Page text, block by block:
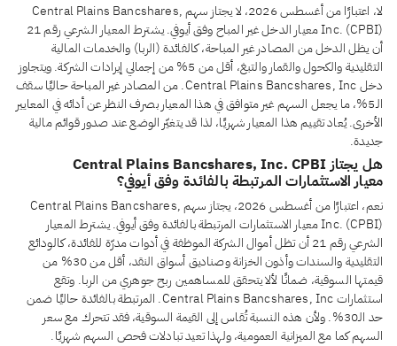
لا، اعتبارًا من أغسطس 2026، لا يجتاز سهم Central Plains Bancshares,
Inc. (CPBI) معيار الدخل غير المباح وفق أيوفي. يشترط المعيار الشرعي رقم 21
أن يظل الدخل من المصادر غير المباحة، كالفائدة (الربا) والخدمات المالية
التقليدية والكحول والقمار والتبغ، أقل من 5% من إجمالي إيرادات الشركة. ويتجاوز
دخل Central Plains Bancshares, Inc. من المصادر غير المباحة حاليًا سقف
الـ5%، ما يجعل السهم غير متوافق في هذا المعيار بصرف النظر عن أدائه في المعايير
الأخرى. يُعاد تقييم هذا المعيار شهريًا، لذا قد يتغيّر الوضع عند صدور قوائم مالية
جديدة.
هل يجتاز Central Plains Bancshares, Inc. CPBI
معيار الاستثمارات المرتبطة بالفائدة وفق أيوفي؟
نعم، اعتبارًا من أغسطس 2026، يجتاز سهم Central Plains Bancshares,
Inc. (CPBI) معيار الاستثمارات المرتبطة بالفائدة وفق أيوفي. يشترط المعيار
الشرعي رقم 21 أن تظل أموال الشركة الموظفة في أدوات مدرّة للفائدة، كالودائع
التقليدية والسندات وأذون الخزانة وصناديق أسواق النقد، أقل من 30% من
قيمتها السوقية، ضمانًا لألا يتحقق للمساهمين ربح جوهري من الربا. وتقع
استثمارات Central Plains Bancshares, Inc. المرتبطة بالفائدة حاليًا ضمن
حد الـ30%. ولأن هذه النسبة تُقاس إلى القيمة السوقية، فقد تتحرك مع سعر
السهم كما مع الميزانية العمومية، ولهذا تعيد تبادلات فحص السهم شهريًا.